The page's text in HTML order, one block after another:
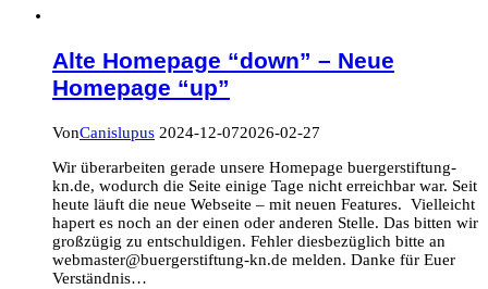
Alte Homepage “down” – Neue
Homepage “up”
VonCanislupus 2024-12-072026-02-27
Wir überarbeiten gerade unsere Homepage buergerstiftung-
kn.de, wodurch die Seite einige Tage nicht erreichbar war. Seit
heute läuft die neue Webseite – mit neuen Features. Vielleicht
hapert es noch an der einen oder anderen Stelle. Das bitten wir
großzügig zu entschuldigen. Fehler diesbezüglich bitte an
webmaster@buergerstiftung-kn.de melden. Danke für Euer
Verständnis…